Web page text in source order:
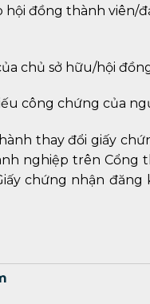
hội đồng thành viên/
chủ sở hữu/hội
công chứng của
thay đổi giấy
nghiệp trên Cổng
chứng nhận